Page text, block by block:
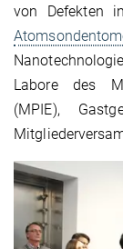
von Defekten
Labore des
(MPIE),